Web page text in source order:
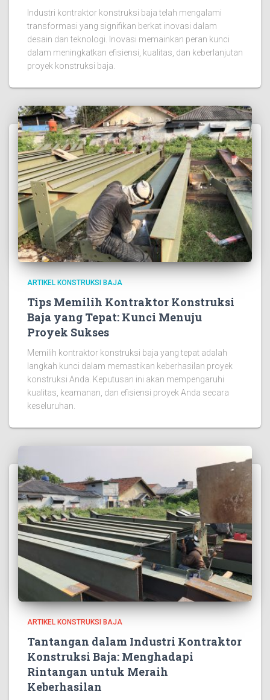
Industri kontraktor konstruksi baja telah mengalami
transformasi yang signifikan berkat inovasi dalam
desain dan teknologi. Inovasi memainkan peran kunci
dalam meningkatkan efisiensi, kualitas, dan keberlanjutan
proyek konstruksi baja.
ARTIKEL KONSTRUKSI BAJA
Tips Memilih Kontraktor Konstruksi
Baja yang Tepat: Kunci Menuju
Proyek Sukses
Memilih kontraktor konstruksi baja yang tepat adalah
langkah kunci dalam memastikan keberhasilan proyek
konstruksi Anda. Keputusan ini akan mempengaruhi
kualitas, keamanan, dan efisiensi proyek Anda secara
keseluruhan.
ARTIKEL KONSTRUKSI BAJA
Tantangan dalam Industri Kontraktor
Konstruksi Baja: Menghadapi
Rintangan untuk Meraih
Keberhasilan